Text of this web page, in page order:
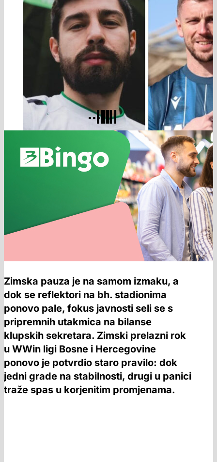
Zimska pauza je na samom izmaku, a
dok se reflektori na bh. stadionima
ponovo pale, fokus javnosti seli se s
pripremnih utakmica na bilanse
klupskih sekretara. Zimski prelazni rok
u WWin ligi Bosne i Hercegovine
ponovo je potvrdio staro pravilo: dok
jedni grade na stabilnosti, drugi u panici
traže spas u korjenitim promjenama.